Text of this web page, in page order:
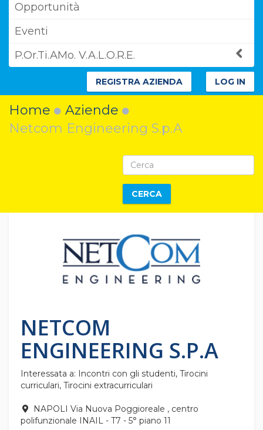
Opportunità
Eventi
P.Or.Ti.AMo. V.A.L.O.R.E.
REGISTRA AZIENDA LOG IN
Home
Aziende
Netcom Engineering S.p.A
CERCA
NETCOM
ENGINEERING S.P.A
Interessata a: Incontri con gli studenti, Tirocini
curriculari, Tirocini extracurriculari
NAPOLI Via Nuova Poggioreale , centro
polifunzionale INAIL - T7 - 5° piano 11